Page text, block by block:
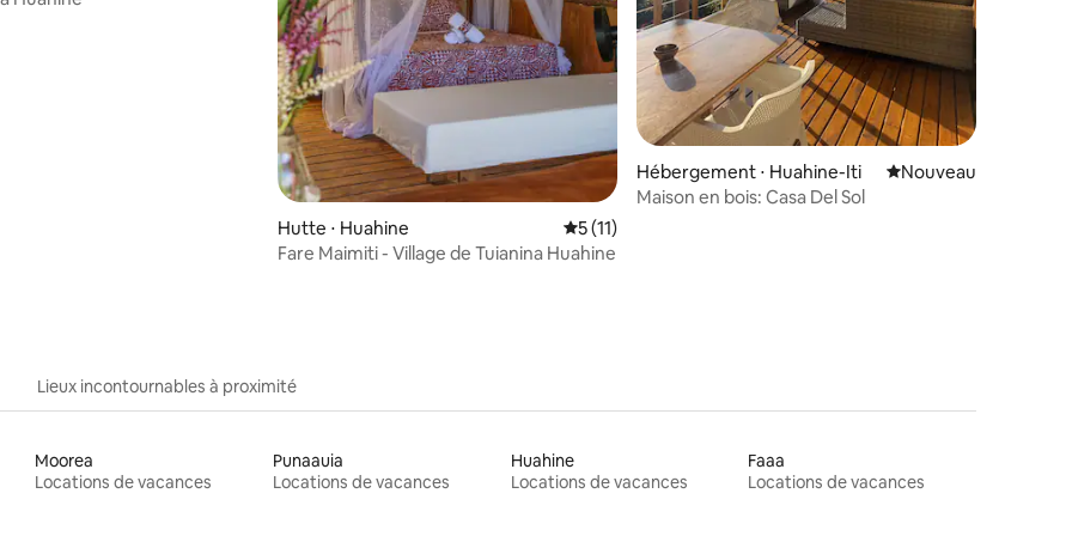
Hutte ⋅ Huahine Évaluation moyenne sur la base de 11 commentaires : 5 sur 5
5 (11)
Fare Maimiti - Village de Tuianina Huahine
Hébergement ⋅ Huahine-Iti Nouvel hébergement
Nouveau
Maison en bois: Casa Del Sol
Lieux incontournables à proximité
Moorea
Locations de vacances
Punaauia
Locations de vacances
Huahine
Locations de vacances
Faaa
Locations de vacances